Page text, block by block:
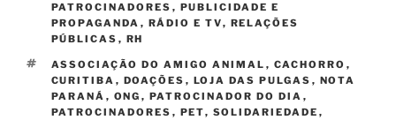
PATROCINADORES , PUBLICIDADE E
PROPAGANDA , RÁDIO E TV, RELAÇÕES
PÚBLICAS , RH
TAGS
ASSOCIAÇÃO DO AMIGO ANIMAL , CACHORRO ,
CURITIBA , DOAÇÕES , LOJA DAS PULGAS , NOTA
PARANÁ , ONG , PATROCINADOR DO DIA ,
PATROCINADORES , PET, SOLIDARIEDADE ,